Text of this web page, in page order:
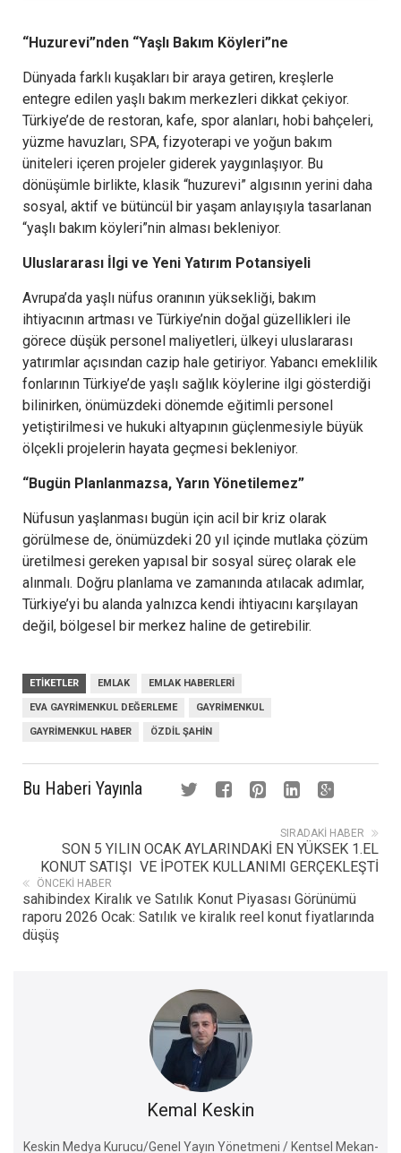
“Huzurevi”nden “Yaşlı Bakım Köyleri”ne
Dünyada farklı kuşakları bir araya getiren, kreşlerle
entegre edilen yaşlı bakım merkezleri dikkat çekiyor.
Türkiye’de de restoran, kafe, spor alanları, hobi bahçeleri,
yüzme havuzları, SPA, fizyoterapi ve yoğun bakım
üniteleri içeren projeler giderek yaygınlaşıyor. Bu
dönüşümle birlikte, klasik “huzurevi” algısının yerini daha
sosyal, aktif ve bütüncül bir yaşam anlayışıyla tasarlanan
“yaşlı bakım köyleri”nin alması bekleniyor.
Uluslararası İlgi ve Yeni Yatırım Potansiyeli
Avrupa’da yaşlı nüfus oranının yüksekliği, bakım
ihtiyacının artması ve Türkiye’nin doğal güzellikleri ile
görece düşük personel maliyetleri, ülkeyi uluslararası
yatırımlar açısından cazip hale getiriyor. Yabancı emeklilik
fonlarının Türkiye’de yaşlı sağlık köylerine ilgi gösterdiği
bilinirken, önümüzdeki dönemde eğitimli personel
yetiştirilmesi ve hukuki altyapının güçlenmesiyle büyük
ölçekli projelerin hayata geçmesi bekleniyor.
“Bugün Planlanmazsa, Yarın Yönetilemez”
Nüfusun yaşlanması bugün için acil bir kriz olarak
görülmese de, önümüzdeki 20 yıl içinde mutlaka çözüm
üretilmesi gereken yapısal bir sosyal süreç olarak ele
alınmalı. Doğru planlama ve zamanında atılacak adımlar,
Türkiye’yi bu alanda yalnızca kendi ihtiyacını karşılayan
değil, bölgesel bir merkez haline de getirebilir.
ETIKETLER EMLAK EMLAK HABERLERI
EVA GAYRIMENKUL DEĞERLEME GAYRIMENKUL
GAYRIMENKUL HABER ÖZDIL ŞAHIN
Bu Haberi Yayınla
SIRADAKI HABER
SON 5 YILIN OCAK AYLARINDAKİ EN YÜKSEK 1.EL
KONUT SATIŞI VE İPOTEK KULLANIMI GERÇEKLEŞTİ
ÖNCEKI HABER
sahibindex Kiralık ve Satılık Konut Piyasası Görünümü
raporu 2026 Ocak: Satılık ve kiralık reel konut fiyatlarında
düşüş
Kemal Keskin
Keskin Medya Kurucu/Genel Yayın Yönetmeni / Kentsel Mekan-